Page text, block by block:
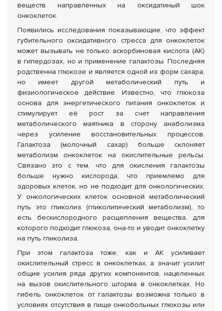
веществ направленных на оксидатиный шок
онкоклеток.
Появились исследования показывающие, что эффект
губительного оксидативного стресса для онкоклеток
может вызывать не только аскорбиновая кислота (АК)
в гипердозах, но и применение галактозы. Последняя
родственна глюкозе и является одной из форм сахара,
но имеет другой метаболический путь и
физиологическое действие. Известно, что глюкоза
основа для энергетического питания онкоклеток и
стимулирует её рост за счет направления
метаболического маятника в сторону анаболизма
через усиление восстановительных процессов.
Галактоза (молочный сахар) больше склоняет
метаболизм онкоклеток на окислительные рельсы.
Связано это с тем, что для окисления галактозы
больше нужно кислорода, что приемлемо для
здоровых клеток, но не подходит для онкологических.
У онкологических клеток основной метаболический
путь это гликолиз (гликолитический метаболизм), то
есть бескислородного расщепления вещества, для
которого подходит глюкоза, она-то и уводит онкоклетку
на путь гликолиза.
При этом галактоза тоже, как и АК усиливает
окислительный стресс в онкоклетках, а значит усилит
общие усилия ряда других компонентов, нацеленных
на вызов окислительного шторма в онкоклетках. Но
гибель онкоклеток от галактозы возможна только в
условиях отсутствия в пище онкобольных глюкозы или